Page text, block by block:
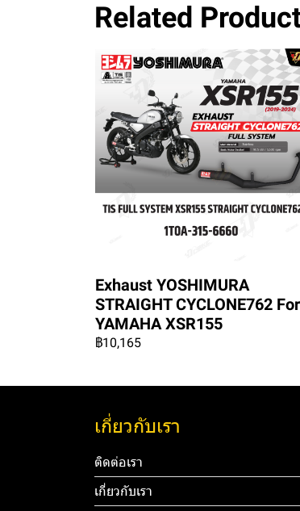
Related
Exhaust YOSHIMURA
STRAIGHT CYCLONE762 For
YAMAHA XSR155
฿10,165
เกี่ยวกับเรา
ติดต่อเรา
เกี่ยวกับเรา